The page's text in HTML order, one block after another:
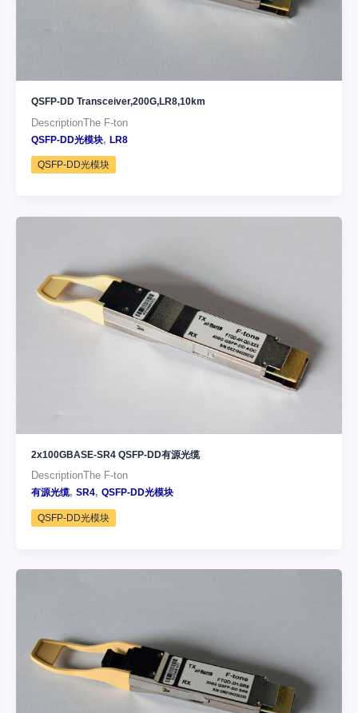
QSFP-DD Transceiver,200G,LR8,10km
DescriptionThe F-ton
QSFP-DD光模块, LR8
QSFP-DD光模块
2x100GBASE-SR4 QSFP-DD有源光缆
DescriptionThe F-ton
有源光缆, SR4, QSFP-DD光模块
QSFP-DD光模块